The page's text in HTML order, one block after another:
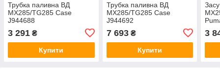
Трубка паливна ВД
MX285/TG285 Case
J944688
3 291 ₴
Купити
Трубка паливна ВД
MX285/TG285 Case
J944692
7 693₴
Купити
3